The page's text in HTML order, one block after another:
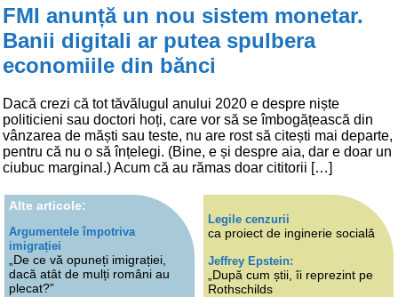
FMI anunță un nou sistem monetar.
Banii digitali ar putea spulbera
economiile din bănci
Dacă crezi că tot tăvălugul anului 2020 e despre niște
politicieni sau doctori hoți, care vor să se îmbogățească din
vânzarea de măști sau teste, nu are rost să citești mai departe,
pentru că nu o să înțelegi. (Bine, e și despre aia, dar e doar un
ciubuc marginal.) Acum că au rămas doar cititorii […]
Alte articole:
Argumentele împotriva
imigrației
„De ce vă opuneți imigrației,
dacă atât de mulți români au
plecat?”
Legile cenzurii
ca proiect de inginerie socială
Jeffrey Epstein:
„După cum știi, îi reprezint pe
Rothschilds